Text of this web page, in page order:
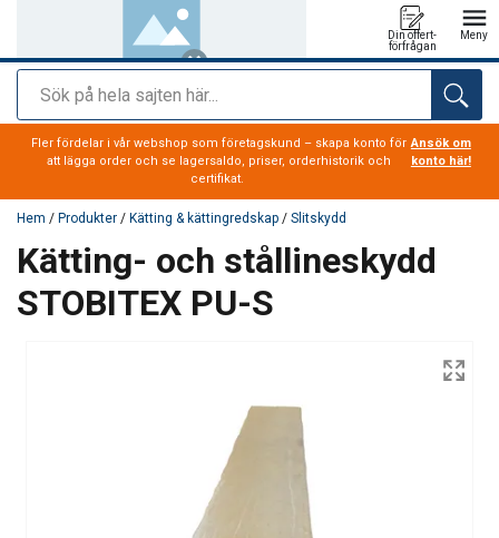
Sök
Din offert-
förfrågan
Meny
tillagd i varukorg
Fler fördelar i vår webshop som företagskund – skapa konto för
att lägga order och se lagersaldo, priser, orderhistorik och
certifikat.
Ansök om
konto här!
Hem / Produkter / Kätting & kättingredskap / Slitskydd
Kätting- och stållineskydd
STOBITEX PU-S